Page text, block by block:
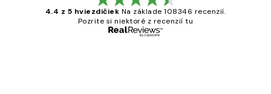
4.4 z 5 hviezdičiek Na základe 108346 recenzií.
Pozrite si niektoré z recenzií tu